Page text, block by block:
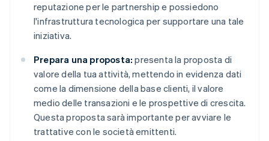
reputazione per le partnership e possiedono
l'infrastruttura tecnologica per supportare una tale
iniziativa.
Prepara una proposta: presenta la proposta di
valore della tua attività, mettendo in evidenza dati
come la dimensione della base clienti, il valore
medio delle transazioni e le prospettive di crescita.
Questa proposta sarà importante per avviare le
trattative con le società emittenti.